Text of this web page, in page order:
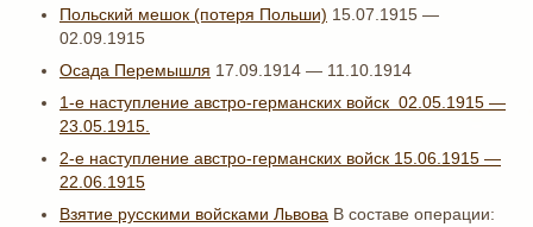
Польский мешок (потеря Польши) 15.07.1915 —
02.09.1915
Осада Перемышля 17.09.1914 — 11.10.1914
1-е наступление австро-германских войск 02.05.1915 —
23.05.1915.
2-е наступление австро-германских войск 15.06.1915 —
22.06.1915
Взятие русскими войсками Львова В составе операции: